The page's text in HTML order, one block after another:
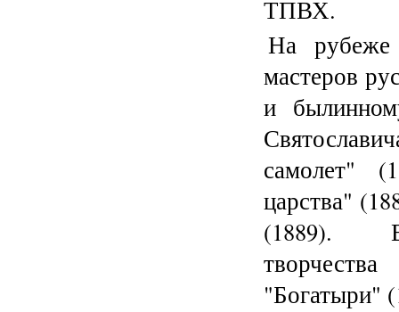
ТПВХ.
На рубеже
мастеров
и
самолет"
царства"
(1889).
"Богатыри"